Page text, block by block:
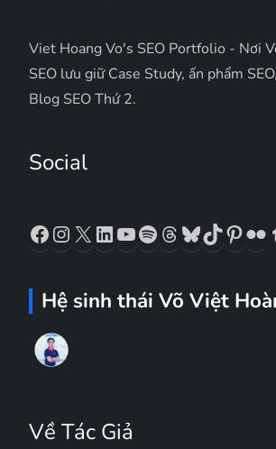
Viet Hoang Vo's SEO Portfolio - Nơi
SEO lưu giữ Case Study, ấn phẩm
Blog SEO Thứ 2.
Social
Facebook
Instagram
X LinkedIn
YouTube
Spotify
Threads
Hệ sinh thái Võ Việt
Về Tác Giả